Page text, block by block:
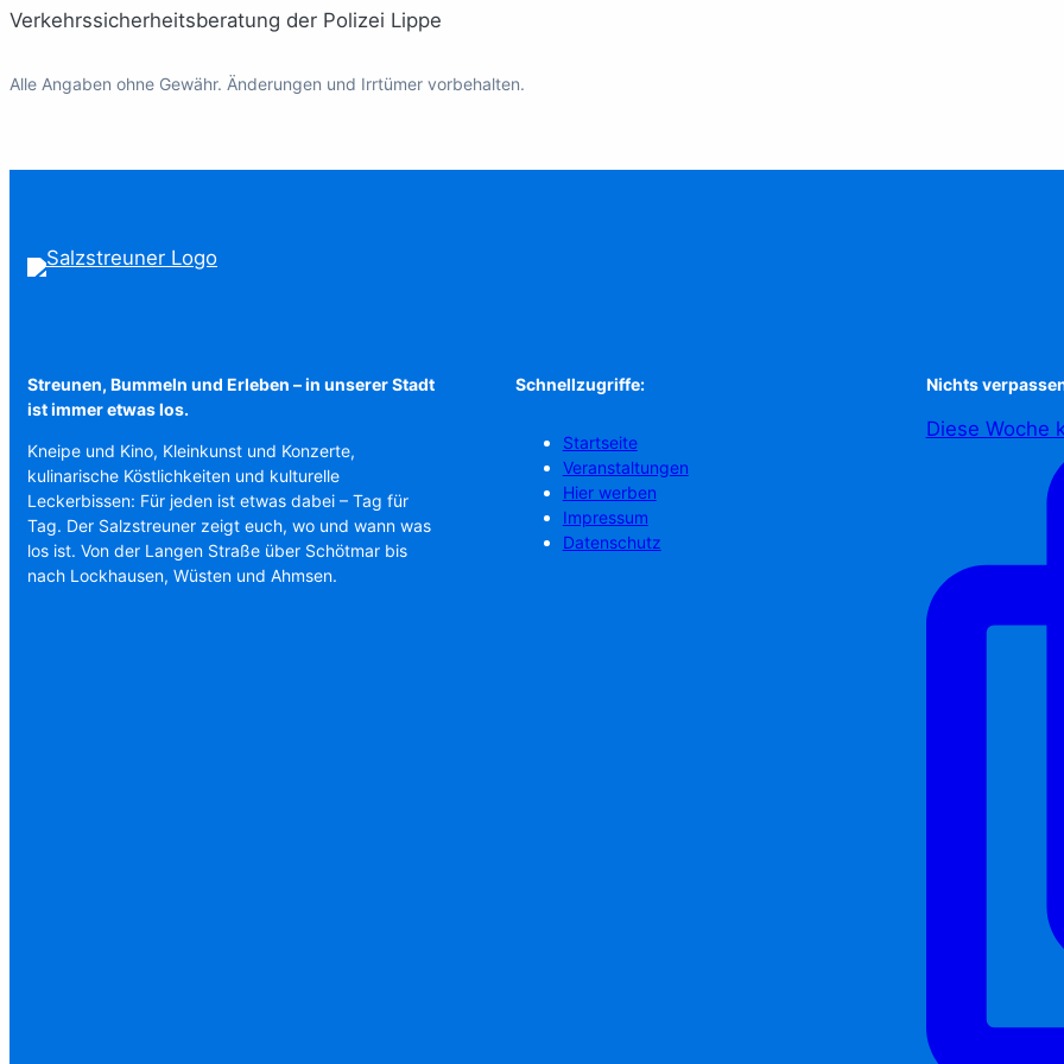
Verkehrssicherheitsberatung der Polizei Lippe
Alle Angaben ohne Gewähr. Änderungen und Irrtümer vorbehalten.
Streunen, Bummeln und Erleben – in unserer Stadt
ist immer etwas los.
Kneipe und Kino, Kleinkunst und Konzerte,
kulinarische Köstlichkeiten und kulturelle
Leckerbissen: Für jeden ist etwas dabei – Tag für
Tag. Der Salzstreuner zeigt euch, wo und wann was
los ist. Von der Langen Straße über Schötmar bis
nach Lockhausen, Wüsten und Ahmsen.
Schnellzugriffe:
Startseite
Veranstaltungen
Hier werben
Impressum
Datenschutz
Nichts
Diese Woche